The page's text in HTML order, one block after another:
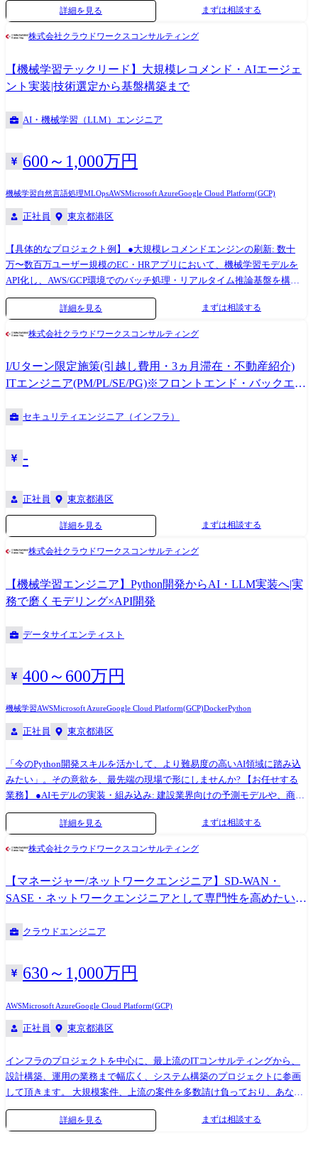
術選定とJavaからRubyへの移行を牽引 【Go/決済】 金融業界向け 高可
Cloudすべての公式パートナーシップを締結。この圧倒的な背景があるか
らこそ、私たちはエンジニアを特定の言語に固執させることなく、最先
活かし、主要クラウド上でのマイクロサービス開発に挑戦したい」
「AI(コーディングエージェント)を駆使した最新の開発手法を現場でいち
早く実践したい」 「モノリスからコンテナ、オンプレからクラウドへ。
びではなく、あなたの「今の得意」を「最良のクラウド環境」へ繋ぐ。
実に「市場価値の高いバックエンドエンジニア」へのステップアップを
私たちが伴走します。 CWCが誇るクラウドパートナーシップ: 【AWS】
Platform Service パートナー ≪プロジェクト事例≫ 【Web開発/Azure】 大
Postgresql / Azure) 【AI活用/AWS】 AI(Claude等)を活用した次世代基盤リ
プレイス(Vue.js 3 / Java / ECS) 【フルスタック/AWS】 大手サービス業界
向け React / Spring Bootを用いた基盤システムのモダン化開発 【テック
リード】 自社EC×店舗基盤のモダナイゼーション。事業戦略に沿った技
術選定とJavaからRubyへの移行を牽引 【Go/決済】 金融業界向け 高可
詳細を見る まずは相談する
株式会社クラウドワークスコンサルティング
【機械学習テックリード】大規模レコメンド・AIエージェ
ント実装|技術選定から基盤構築まで
AI・機械学習（LLM）エンジニア
600～1,000万円
機械学習自然言語処理MLOpsAWSMicrosoft AzureGoogle Cloud Platform(GCP)
正社員 東京都港区
【具体的なプロジェクト例】 ●大規模レコメンドエンジンの刷新: 数十
万〜数百万ユーザー規模のEC・HRアプリにおいて、機械学習モデルを
API化し、AWS/GCP環境でのバッチ処理・リアルタイム推論基盤を構
築。 ●次世代AIエージェントの企画・開発: 総合商社のDXプロジェクト
にて、LLM(ChatGPT/Claude等)を活用した意思決定支援ツールのプロト
への技術的フィードバックまでを主導。
詳細を見る まずは相談する
株式会社クラウドワークスコンサルティング
I/Uターン限定施策(引越し費用・3ヵ月滞在・不動産紹介)
ITエンジニア(PM/PL/SE/PG)※フロントエンド・バックエン
セキュリティエンジニア（インフラ）
-
正社員 東京都港区
詳細を見る まずは相談する
株式会社クラウドワークスコンサルティング
【機械学習エンジニア】Python開発からAI・LLM実装へ|実
務で磨くモデリング×API開発
データサイエンティスト
400～600万円
機械学習AWSMicrosoft AzureGoogle Cloud Platform(GCP)DockerPython
正社員 東京都港区
「今のPython開発スキルを活かして、より難易度の高いAI領域に踏み込
みたい」。その意欲を、最先端の現場で形にしませんか? 【お任せする
業務】 ●AIモデルの実装・組み込み: 建設業界向けの予測モデルや、商社
のデータ分析ツールにおいて、Pythonを用いた高品質なコーディングを
担当。 ●データ前処理・パイプライン開発: SQLを用いたデータ抽出か
の解析ロジックの実装。 ※まずは得意なコーディングや基盤周りからス
タートし、徐々にアルゴリズム選定やEDA(探索的データ解析)へと幅を広
げていただけます。
詳細を見る まずは相談する
株式会社クラウドワークスコンサルティング
【マネージャー/ネットワークエンジニア】SD-WAN・
SASE・ネットワークエンジニアとして専門性を高めたい
クラウドエンジニア
630～1,000万円
AWSMicrosoft AzureGoogle Cloud Platform(GCP)
正社員 東京都港区
インフラのプロジェクトを中心に、最上流のITコンサルティングから、
設計構築、運用の業務まで幅広く、システム構築のプロジェクトに参画
して頂きます。 大規模案件、上流の案件を多数請け負っており、あなた
の伸ばしたいスキルや描きたいキャリアに合わせてベストな案件を選べ
る環境が大きな魅力です。 「運用から設計・構築へとステップアップし
詳細を見る まずは相談する